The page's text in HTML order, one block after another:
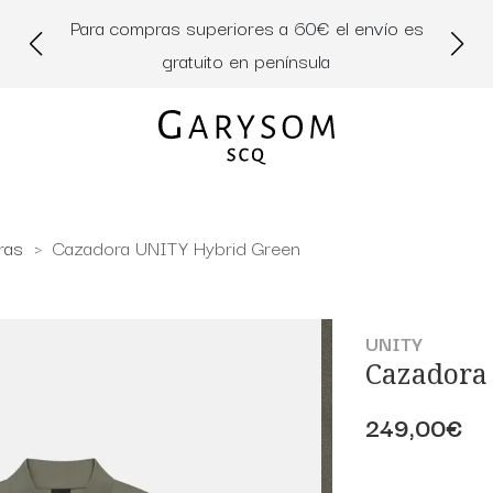
Para compras superiores a 60€ el envío es
gratuito en península
Cazadora UNITY Hybrid Green
UNITY
249,00€